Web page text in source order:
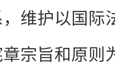
维护以国际
宗旨和原则